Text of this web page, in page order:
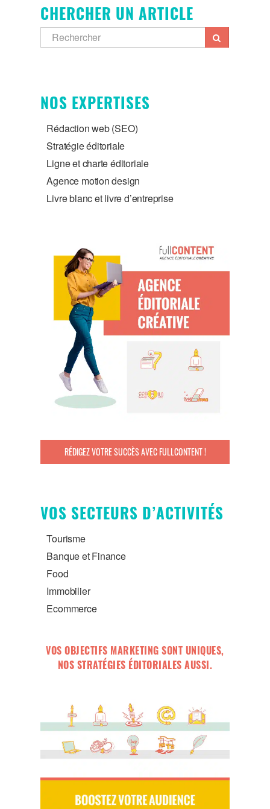
CHERCHER UN ARTICLE
NOS EXPERTISES
Rédaction web (SEO)
Stratégie éditoriale
Ligne et charte éditoriale
Agence motion design
Livre blanc et livre d’entreprise
RÉDIGEZ VOTRE SUCCÈS AVEC FULLCONTENT !
VOS SECTEURS D’ACTIVITÉS
Tourisme
Banque et Finance
Food
Immobilier
Ecommerce
VOS OBJECTIFS MARKETING SONT UNIQUES,
NOS STRATÉGIES ÉDITORIALES AUSSI.